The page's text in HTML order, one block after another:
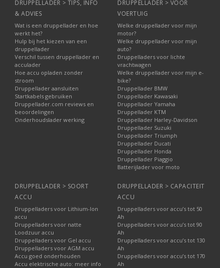
DRUPPELLADER > TIPS, INFO
& ADVIES
Wat is een druppellader en hoe
werkt het?
Hulp bij het kiezen van een
druppellader
Verschil tussen druppellader en
acculader
Hoe accu opladen zonder
stroom
Druppellader aansluiten
Startkabels gebruiken
Druppellader.com reviews en
beoordelingen
Onderhoudslader werking
DRUPPELLADER > VOOR
VOERTUIG
Welke druppellader voor mijn
motor?
Welke druppellader voor mijn
auto?
Druppelladers voor lichte
vrachtwagen
Welke druppellader voor mijn e-
bike?
Druppellader BMW
Druppellader Kawasaki
Druppellader Yamaha
Druppellader KTM
Druppellader Harley-Davidson
Druppellader Suzuki
Druppellader Triumph
Druppellader Ducati
Druppellader Honda
Druppellader Piaggio
Batterijlader voor moto
DRUPPELLADER > SOORT
ACCU
Druppelladers voor Lithium-Ion
accu
Druppelladers voor natte
Loodzuur accu
Druppelladers voor Gel accu
Druppelladers voor AGM accu
Accu goed onderhouden
Accu elektrische auto: meer info
DRUPPELLADER > CAPACITEIT
ACCU
Druppelladers voor accu’s tot 50
Ah
Druppelladers voor accu’s tot 90
Ah
Druppelladers voor accu’s tot 130
Ah
Druppelladers voor accu’s tot 170
Ah